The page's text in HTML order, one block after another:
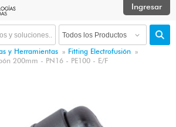
y Herramientas » Fitting Electrofusión »
200mm - PN16 - PE100 - E/F